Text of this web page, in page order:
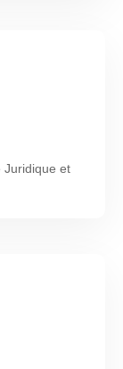
Juridique et